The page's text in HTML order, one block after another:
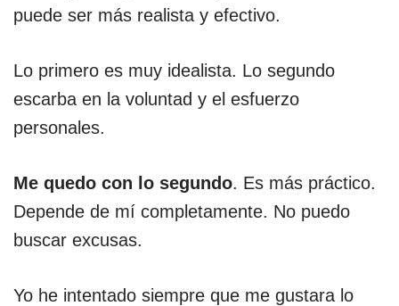
puede ser más realista y efectivo.
Lo primero es muy idealista. Lo segundo
escarba en la voluntad y el esfuerzo
personales.
Me quedo con lo segundo. Es más práctico.
Depende de mí completamente. No puedo
buscar excusas.
Yo he intentado siempre que me gustara lo